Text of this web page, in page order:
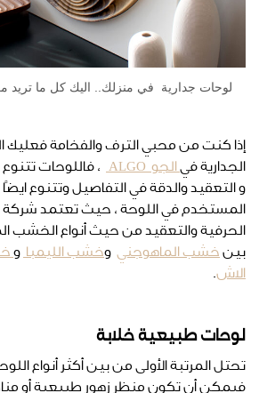
لوحات جدارية في منزلك.. اليك كل ما تريد
إذا كنت من محبي الترف والفخامة فعليك
الجدارية في الجو ALGO
، فاللوحات
و التعقيد والدقة في التفاصيل وتتنوع
المستخدم في اللوحة ، حيث تعتمد
الحرفية والتعقيد من حيث أنواع الخشب
بين خشب الماهوجني وخشب الليمبا و
الاش.
لوحات طبيعية خلابة
تحتل المرتبة الأولى من بين أكثر أنواع
فيمكن أن تكون منظر زهور طبيعية أو